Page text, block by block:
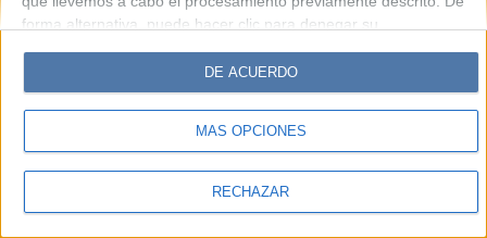
forma alternativa, puede hacer clic para denegar su
cambiar sus preferencias antes de otorgar su consentimiento.
Tenga en cuenta que algún procesamiento de sus datos
personales puede no requerir de su consentimiento, pero usted
tiene el derecho de rechazar tal procesamiento. Sus
sus preferencias o retirar su consentimiento en cualquier
MÁS OPCIONES
RECHAZAR
DE ACUERDO